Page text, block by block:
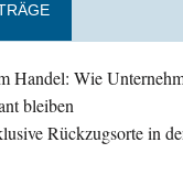
Handel: Wie
bleiben
Rückzugsorte in